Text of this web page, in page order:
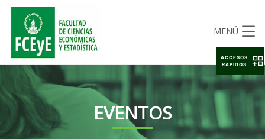
MENÚ
EVENTOS
ACCESOS
RAPIDOS